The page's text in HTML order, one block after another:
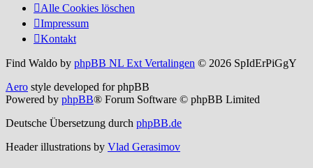
Alle Cookies löschen
Impressum
Kontakt
Find Waldo by phpBB NL Ext Vertalingen © 2026 SpIdErPiGgY
Aero style developed for phpBB
Powered by phpBB® Forum Software © phpBB Limited
Deutsche Übersetzung durch phpBB.de
Header illustrations by Vlad Gerasimov